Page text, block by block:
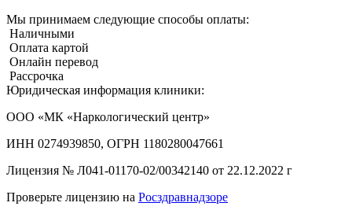
Мы принимаем следующие способы оплаты:
Наличными
Оплата картой
Онлайн перевод
Рассрочка
Юридическая информация клиники:
ООО «МК «Наркологический центр»
ИНН 0274939850, ОГРН 1180280047661
Лицензия № Л041-01170-02/00342140 от 22.12.2022 г
Проверьте лицензию на Росздравнадзоре